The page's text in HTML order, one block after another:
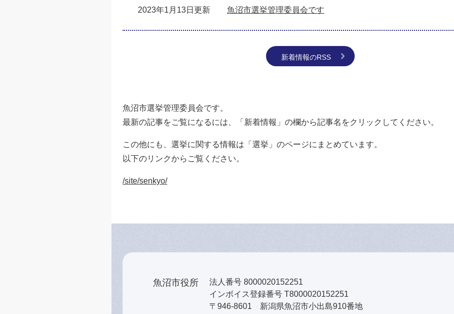
2023年1月13日更新 魚沼市選挙管理委員会です
新着情報のRSS
魚沼市選挙管理委員会です。
最新の記事をご覧になるには、「新着情報」の欄から記事名をクリックしてください。
この他にも、選挙に関する情報は「選挙」のページにまとめています。
以下のリンクからご覧ください。
/site/senkyo/
魚沼市役所
法人番号 8000020152251
インボイス登録番号 T8000020152251
〒946-8601 新潟県魚沼市小出島910番地